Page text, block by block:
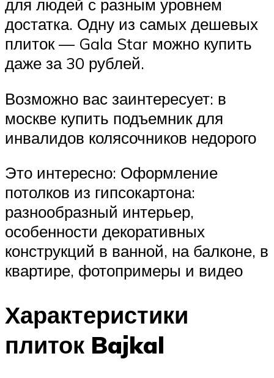
для людей с разным уровнем
достатка. Одну из самых дешевых
плиток — Gala Star можно купить
даже за 30 рублей.
Возможно вас заинтересует: в
москве купить подъемник для
инвалидов колясочников недорого
Это интересно: Оформление
потолков из гипсокартона:
разнообразный интерьер,
особенности декоративных
конструкций в ванной, на балконе, в
квартире, фотопримеры и видео
Характеристики
плиток Bajkal